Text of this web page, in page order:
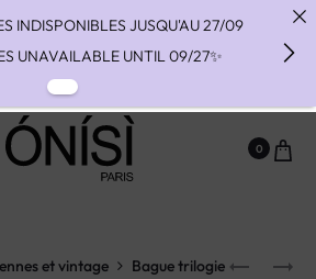
0
et vintage
Bague trilogie
INDISPONIBLES JUSQU'AU 27/09
UNAVAILABLE UNTIL 09/27✨
TO THE US WITH DHL EXPRESS -
DUTIES AT DELIVERY ✨
3 OU 4 FOIS SANS FRAIS AVEC